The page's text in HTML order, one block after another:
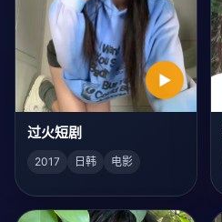
▶
过火短剧
2017 日韩 电影